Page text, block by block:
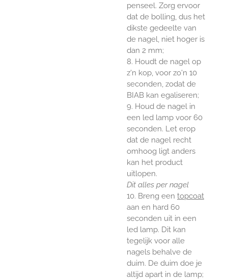
penseel. Zorg ervoor
dat de bolling, dus het
dikste gedeelte van
de nagel, niet hoger is
dan 2 mm;
8. Houdt de nagel op
z'n kop, voor zo'n 10
seconden, zodat de
BIAB kan egaliseren;
9. Houd de nagel in
een led lamp voor 60
seconden. Let erop
dat de nagel recht
omhoog ligt anders
kan het product
uitlopen.
Dit alles per nagel
10. Breng een topcoat
aan en hard 60
seconden uit in een
led lamp. Dit kan
tegelijk voor alle
nagels behalve de
duim. De duim doe je
altijd apart in de lamp;